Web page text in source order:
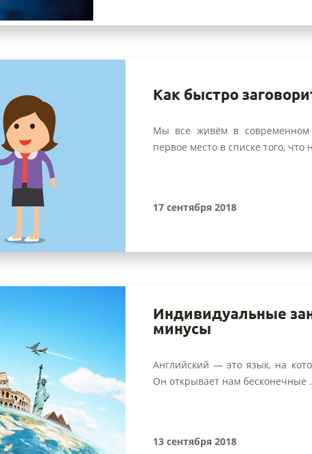
Как быстро
Мы все живём в современном
первое место в списке того, что
17 сентября 2018
Индивидуальные
минусы
Английский — это язык, на
Он открывает нам бесконечные
13 сентября 2018